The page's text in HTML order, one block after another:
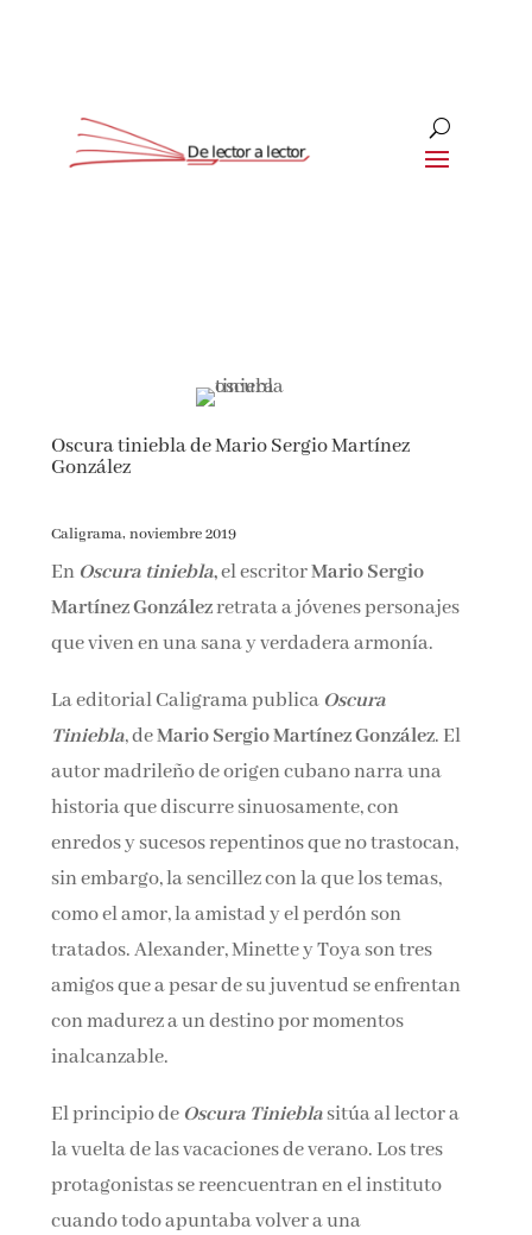
Oscura tiniebla de Mario Sergio Martínez
González
Caligrama, noviembre 2019
En Oscura tiniebla,el escritorMario Sergio
Martínez Gonzálezretrata a jóvenes personajes
que viven en una sana y verdadera armonía.
La editorial Caligrama publica Oscura
Tiniebla, deMario Sergio Martínez González. El
autor madrileño de origen cubano narra una
historia que discurre sinuosamente, con
enredos y sucesos repentinos que no trastocan,
sin embargo, la sencillez con la que los temas,
como el amor, la amistad y el perdón son
tratados. Alexander, Minette y Toya son tres
amigos que a pesar de su juventud se enfrentan
con madurez a un destino por momentos
inalcanzable.
El principio de Oscura Tinieblasitúa al lector a
la vuelta de las vacaciones de verano. Los tres
protagonistas se reencuentran en el instituto
cuando todo apuntaba volver a una
Suscríbete
Únete a nuestra comunidad de amantes de la
literatura y recibe las últimas noticias y
Email*
Por favor, acepta los términos y condiciones
de privacidad